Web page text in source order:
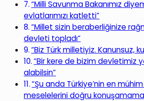
“Milli Savunma Bakanımız
evlatlarımızı katletti”
“Millet sizin beraberliğinize
devleti topladı”
“Biz Türk milletiyiz. Kanunsuz,
“Bir kere de bizim devletimiz
alabilsin”
“Şu anda Türkiye’nin en
meselelerini doğru